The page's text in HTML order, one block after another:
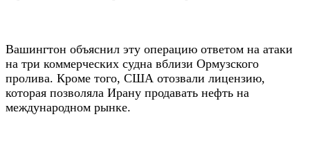
Вашингтон объяснил эту операцию ответом на атаки
на три коммерческих судна вблизи Ормузского
пролива. Кроме того, США отозвали лицензию,
которая позволяла Ирану продавать нефть на
международном рынке.